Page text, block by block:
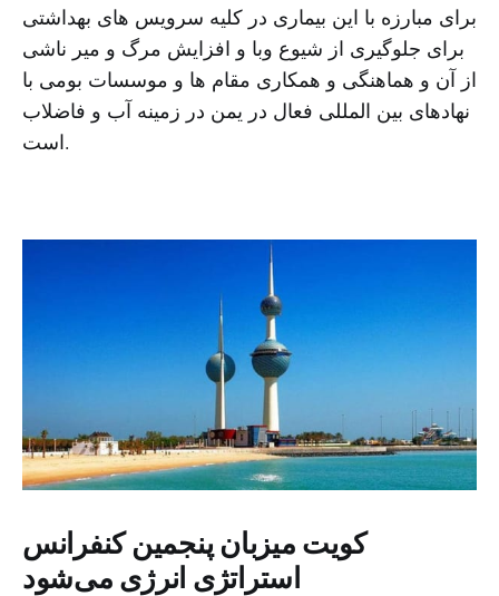
برای مبارزه با این بیماری در کلیه سرویس های بهداشتی
برای جلوگیری از شیوع وبا و افزایش مرگ و میر ناشی
از آن و هماهنگی و همکاری مقام ها و موسسات بومی با
نهادهای بین المللی فعال در یمن در زمینه آب و فاضلاب
است.
کویت میزبان پنجمین کنفرانس
استراتژی انرژی می‌شود